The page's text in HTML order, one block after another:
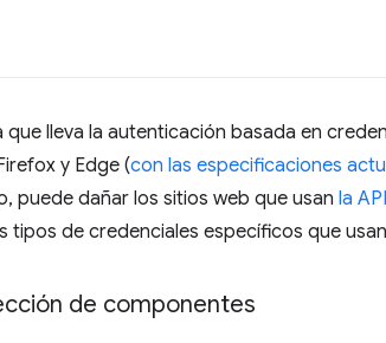
lleva la autenticación basada en
y Edge (con las especificaciones
puede dañar los sitios web que usan la
tipos de credenciales específicos que
de componentes